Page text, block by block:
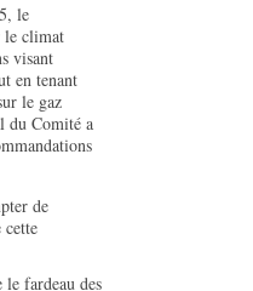
le
le climat
visant
en tenant
le gaz
du Comité a
de
cette
fardeau des